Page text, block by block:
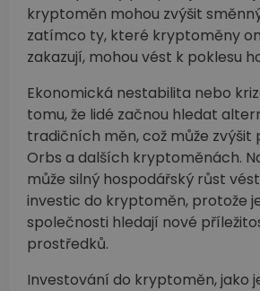
kryptoměn mohou zvýšit směnný
zatímco ty, které kryptoměny
zakazují, mohou vést k poklesu
Ekonomická nestabilita nebo
tomu, že lidé začnou hledat
tradičních měn, což může zvýšit
Orbs a dalších kryptoměnách.
může silný hospodářský růst
investic do kryptoměn, protože
společnosti hledají nové
prostředků.
Investování do kryptoměn, jako